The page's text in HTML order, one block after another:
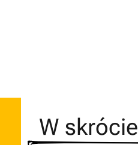
W skrócie